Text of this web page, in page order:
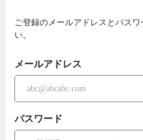
ご登録のメールアドレスとパス
い。
メールアドレス
パスワード